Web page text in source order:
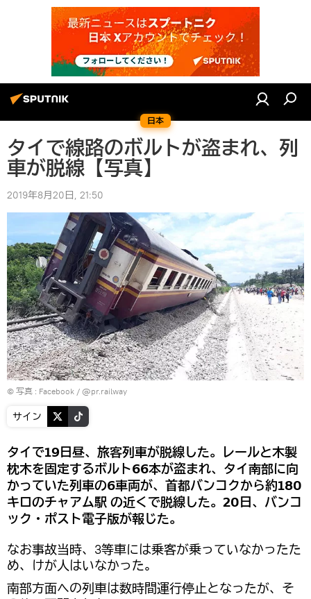
日本
タイで線路のボルトが盗まれ、列
車が脱線【写真】
2019年8月20日, 21:50
© 写真 : Facebook / @pr.railway
サイン
タイで19日昼、旅客列車が脱線した。レールと木製
枕木を固定するボルト66本が盗まれ、タイ南部に向
かっていた列車の6車両が、首都バンコクから約180
キロのチャアム駅 の近くで脱線した。20日、バンコ
ック・ポスト電子版が報じた。
なお事故当時、3等車には乗客が乗っていなかったた
め、けが人はいなかった。
南部方面への列車は数時間運行停止となったが、そ